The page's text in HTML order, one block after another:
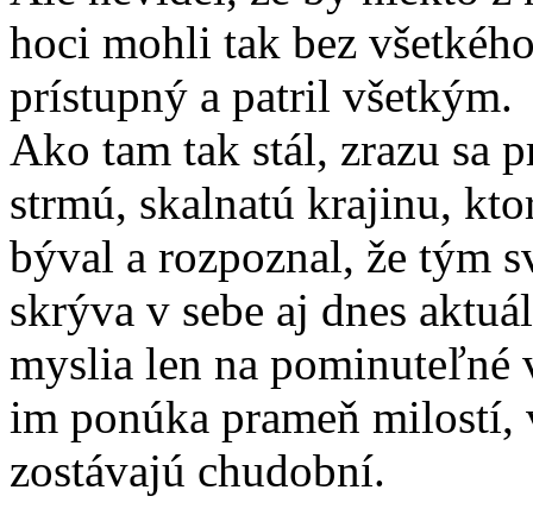
hoci mohli tak bez
prístupný a patril všetkým.
Ako tam tak stál, zrazu sa
strmú, skalnatú krajinu,
býval a rozpoznal, že tým
skrýva v sebe aj dnes
myslia len na pominuteľné
im ponúka prameň milostí,
zostávajú chudobní.